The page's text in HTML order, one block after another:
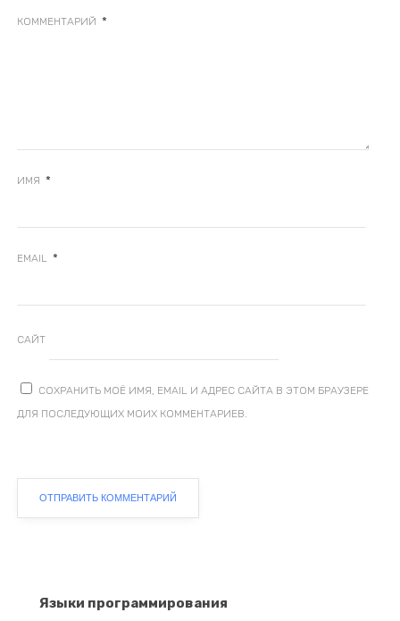
КОММЕНТАРИЙ *
ИМЯ *
EMAIL *
САЙТ
СОХРАНИТЬ МОЁ ИМЯ, EMAIL И АДРЕС САЙТА В ЭТОМ БРАУЗЕРЕ
ДЛЯ ПОСЛЕДУЮЩИХ МОИХ КОММЕНТАРИЕВ.
Языки программирования